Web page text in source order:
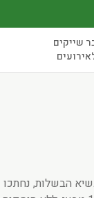
שייקים
הבשלות, נחתכו